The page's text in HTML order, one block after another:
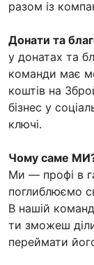
разом із
Донати та
у донатах та
команди має
коштів на
бізнес у
ключі.
Чому саме
Ми — профі в
поглиблюємо
В нашій
ти зможеш
переймати